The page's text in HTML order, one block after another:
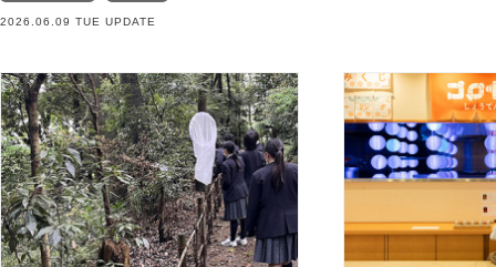
2026.06.09 TUE UPDATE